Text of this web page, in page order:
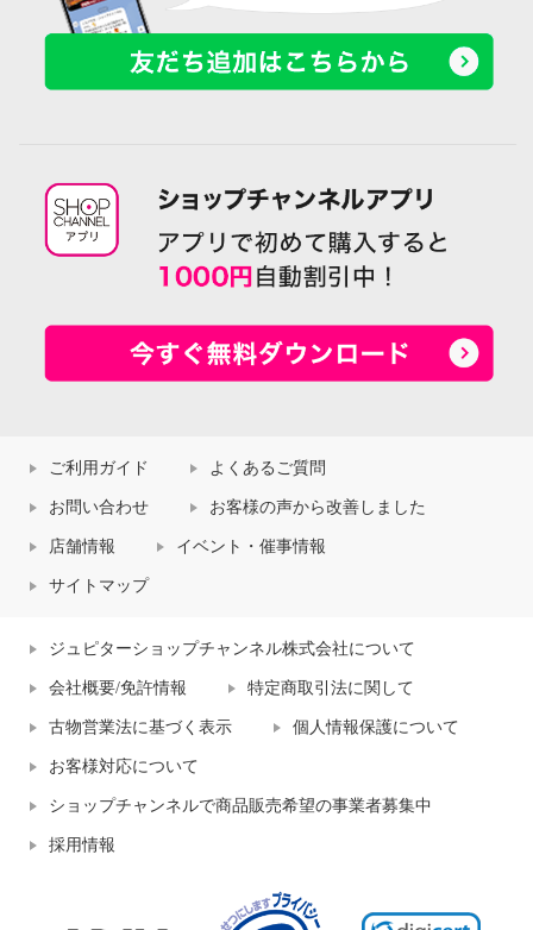
ご利用ガイド よくあるご質問
お問い合わせ お客様の声から改善しました
店舗情報 イベント・催事情報
サイトマップ
ジュピターショップチャンネル株式会社について
会社概要/免許情報 特定商取引法に関して
古物営業法に基づく表示 個人情報保護について
お客様対応について
ショップチャンネルで商品販売希望の事業者募集中
採用情報